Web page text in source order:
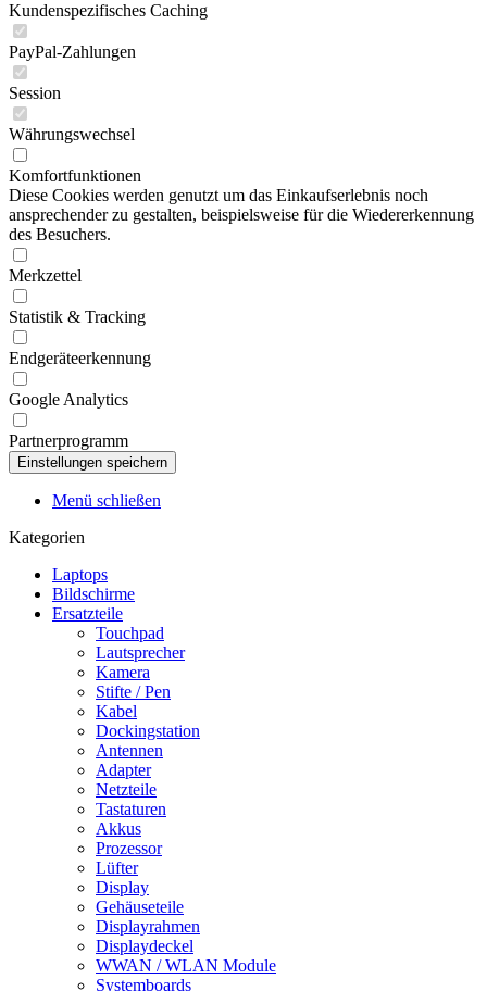
Kundenspezifisches Caching
PayPal-Zahlungen
Session
Währungswechsel
Komfortfunktionen
Diese Cookies werden genutzt um das Einkaufserlebnis noch
ansprechender zu gestalten, beispielsweise für die Wiedererkennung
des Besuchers.
Merkzettel
Statistik & Tracking
Endgeräteerkennung
Google Analytics
Partnerprogramm
Menü schließen
Kategorien
Laptops
Bildschirme
Ersatzteile
Touchpad
Lautsprecher
Kamera
Stifte / Pen
Kabel
Dockingstation
Antennen
Adapter
Netzteile
Tastaturen
Akkus
Prozessor
Lüfter
Display
Gehäuseteile
Displayrahmen
Displaydeckel
WWAN / WLAN Module
Systemboards